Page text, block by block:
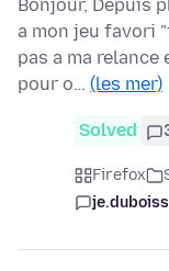
Bonjour, Depuis
a mon jeu favori
pas a ma
pour o… (les mer)
Solved
Firefox